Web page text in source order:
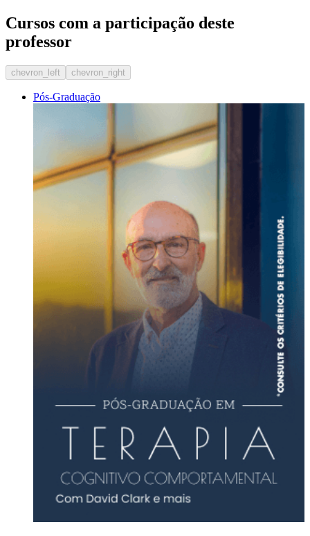
Cursos com a participação deste
professor
chevron_left chevron_right
Pós-Graduação